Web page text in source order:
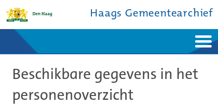
Haags Gemeentearchief
Ontdek de stad
De studiezaal
Bronnen en collecties
Contact
Beschikbare gegevens in het
personenoverzicht